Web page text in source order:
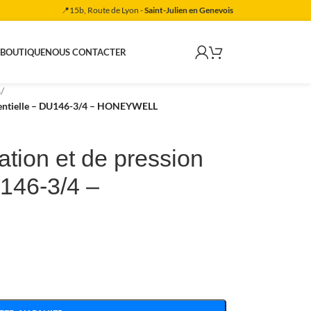
📍15b, Route de Lyon -Saint-Julien en Genevois
NOUS CONTACTER
/
– DU146-3/4 – HONEYWELL
et de pression
3/4 –